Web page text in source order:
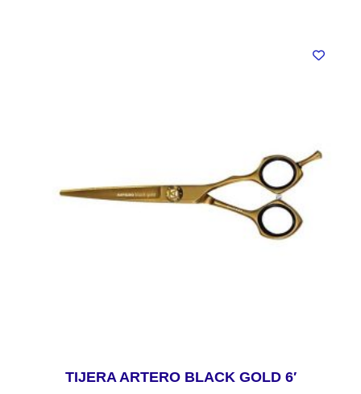
TIJERA ARTERO BLACK GOLD 6′